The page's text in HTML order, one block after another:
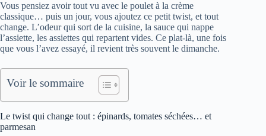
Vous pensiez avoir tout vu avec le poulet à la crème
classique… puis un jour, vous ajoutez ce petit twist, et tout
change. L’odeur qui sort de la cuisine, la sauce qui nappe
l’assiette, les assiettes qui repartent vides. Ce plat-là, une fois
que vous l’avez essayé, il revient très souvent le dimanche.
Voir le sommaire
Le twist qui change tout : épinards, tomates séchées… et
parmesan